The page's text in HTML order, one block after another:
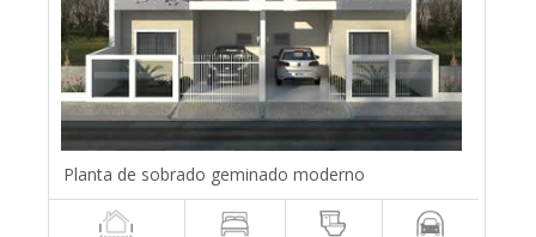
Planta de sobrado geminado moderno